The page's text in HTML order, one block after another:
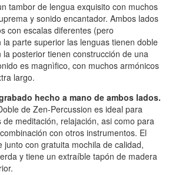
tambor de lengua exquisito con muchos
y sonido encantador. Ambos lados
con escalas diferentes (pero
la parte superior las lenguas tienen doble
la posterior tienen construcción de una
es magnìfico, con muchos armónicos
largo.
hecho a mano de ambos lados.
de Zen-Percussion es ideal para
de meditación, relajación, asi como para
con otros instrumentos. El
junto con gratuita mochila de calidad,
y tiene un extraíble tapón de madera